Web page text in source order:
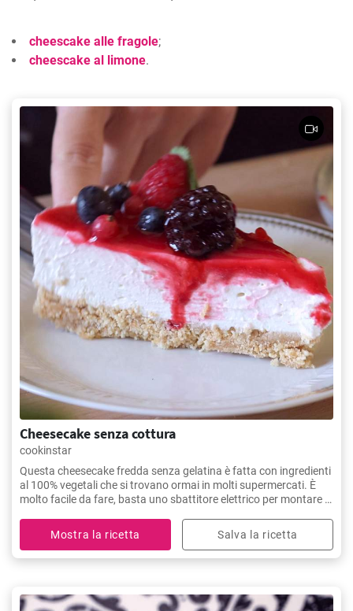
cheescake alle fragole;
cheescake al limone.
Cheesecake senza cottura
cookinstar
Questa cheesecake fredda senza gelatina è fatta con ingredienti
al 100% vegetali che si trovano ormai in molti supermercati. È
molto facile da fare, basta uno sbattitore elettrico per montare la
Mostra la ricetta
Salva la ricetta